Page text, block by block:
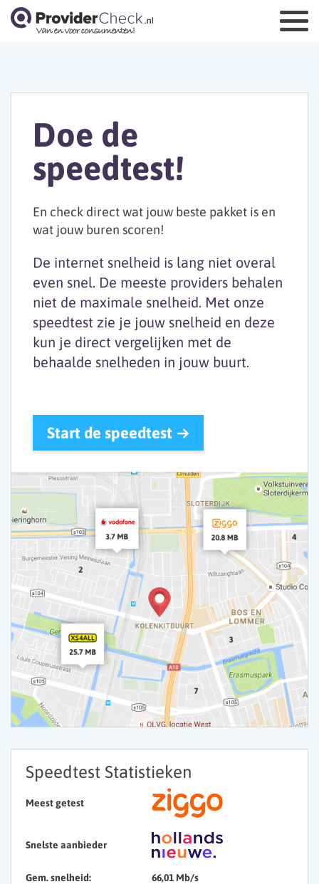
Doe de
speedtest!
En check direct wat jouw beste pakket is en
wat jouw buren scoren!
De internet snelheid is lang niet overal
even snel. De meeste providers behalen
niet de maximale snelheid. Met onze
speedtest zie je jouw snelheid en deze
kun je direct vergelijken met de
behaalde snelheden in jouw buurt.
Start de speedtest
Speedtest Statistieken
Meest getest
Snelste aanbieder
Gem. snelheid: 66,01 Mb/s